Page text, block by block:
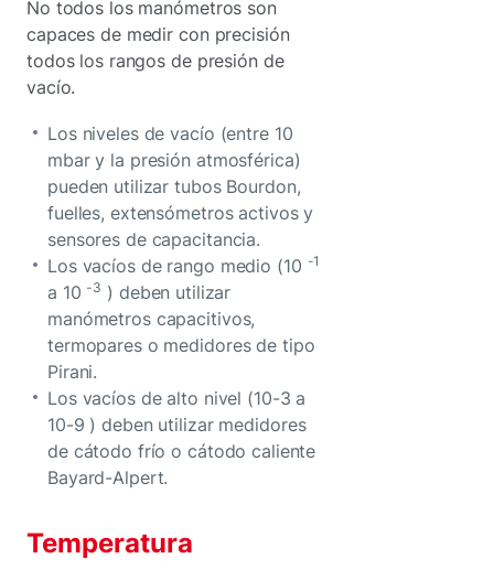
No todos los manómetros son
capaces de medir con precisión
todos los rangos de presión de
vacío.
Los niveles de vacío (entre 10
mbar y la presión atmosférica)
pueden utilizar tubos Bourdon,
fuelles, extensómetros activos y
sensores de capacitancia.
Los vacíos de rango medio (10 -1
a 10 -3 ) deben utilizar
manómetros capacitivos,
termopares o medidores de tipo
Pirani.
Los vacíos de alto nivel (10-3 a
10-9 ) deben utilizar medidores
de cátodo frío o cátodo caliente
Bayard-Alpert.
Temperatura